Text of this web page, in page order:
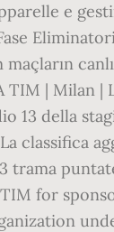
e
TIM | Milan
13 della
La
TIM for